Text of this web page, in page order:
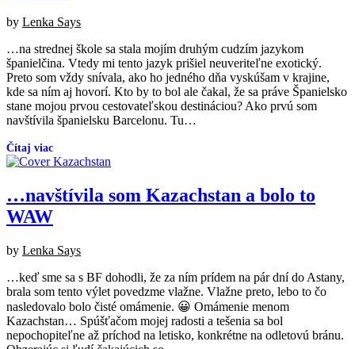
Posted
09/201712/2025
by Lenka Says
…na strednej škole sa stala mojím druhým cudzím jazykom
španielčina. Vtedy mi tento jazyk prišiel neuveriteľne exotický.
Preto som vždy snívala, ako ho jedného dňa vyskúšam v krajine,
kde sa ním aj hovorí. Kto by to bol ale čakal, že sa práve Španielsko
stane mojou prvou cestovateľskou destináciou? Ako prvú som
navštívila španielsku Barcelonu. Tu…
…navštívila som Kazachstan a bolo to
WAW
Posted
09/201712/2025
by Lenka Says
…keď sme sa s BF dohodli, že za ním prídem na pár dní do Astany,
brala som tento výlet povedzme vlažne. Vlažne preto, lebo to čo
nasledovalo bolo čisté omámenie. 😀 Omámenie menom
Kazachstan… Spúšťačom mojej radosti a tešenia sa bol
nepochopiteľne až príchod na letisko, konkrétne na odletovú bránu.